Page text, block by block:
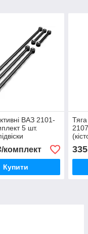
ВАЗ 2101-
5 шт.
Купити
335